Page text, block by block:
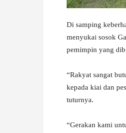
Di samping
menyukai sosok
pemimpin yang
“Rakyat sangat
kepada kiai dan
tuturnya.
“Gerakan kami